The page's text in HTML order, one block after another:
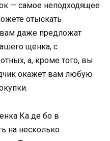
— самое неподходящее
отыскать
даже предложат
щенка, с
а, кроме того, вы
окажет вам любую
Ка де бо в
на несколько